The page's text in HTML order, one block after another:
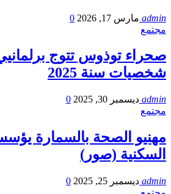
admin مارس 17, 2026
0
مجتمع
صحراء توذوس تتوج
شخصيات سنة 2025
admin ديسمبر 30, 2025
0
مجتمع
مهنيو الصحة بالسمارة
السكنية (صور)
admin ديسمبر 25, 2025
0